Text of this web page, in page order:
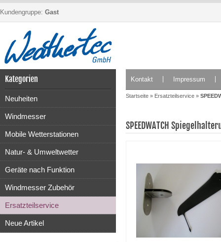
Kundengruppe: Gast
Kategorien
Neuheiten
Windmesser
Mobile Wetterstationen
Natur- & Umweltwetter
Geräte nach Funktion
Windmesser Zubehör
Ersatzteilservice
Neue Artikel
Kontakt Impressum
Startseite » Ersatzteilservice »
SPEEDWATCH